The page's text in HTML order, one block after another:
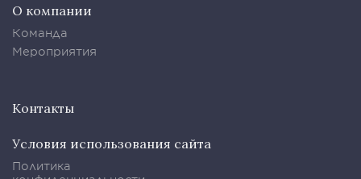
О компании
Команда
Мероприятия
Контакты
Условия использования сайта
Политика